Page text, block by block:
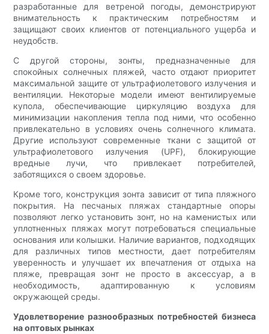
разработанные для ветреной погоды, демонстрируют
внимательность к практическим потребностям и
защищают своих клиентов от потенциального ущерба и
неудобств.
С другой стороны, зонты, предназначенные для
спокойных солнечных пляжей, часто отдают приоритет
максимальной защите от ультрафиолетового излучения и
вентиляции. Некоторые модели имеют вентилируемые
купола, обеспечивающие циркуляцию воздуха для
минимизации накопления тепла под ними, что особенно
привлекательно в условиях очень солнечного климата.
Другие используют современные ткани с защитой от
ультрафиолетового излучения (UPF), блокирующие
вредные лучи, что привлекает потребителей,
заботящихся о своем здоровье.
Кроме того, конструкция зонта зависит от типа пляжного
покрытия. На песчаных пляжах стандартные опоры
позволяют легко установить зонт, но на каменистых или
уплотненных пляжах могут потребоваться специальные
основания или колышки. Наличие вариантов, подходящих
для различных типов местности, дает потребителям
уверенность и улучшает их впечатления от отдыха на
пляже, превращая зонт не просто в аксессуар, а в
необходимость, адаптированную к условиям
окружающей среды.
Удовлетворение разнообразных потребностей бизнеса
на оптовых рынках